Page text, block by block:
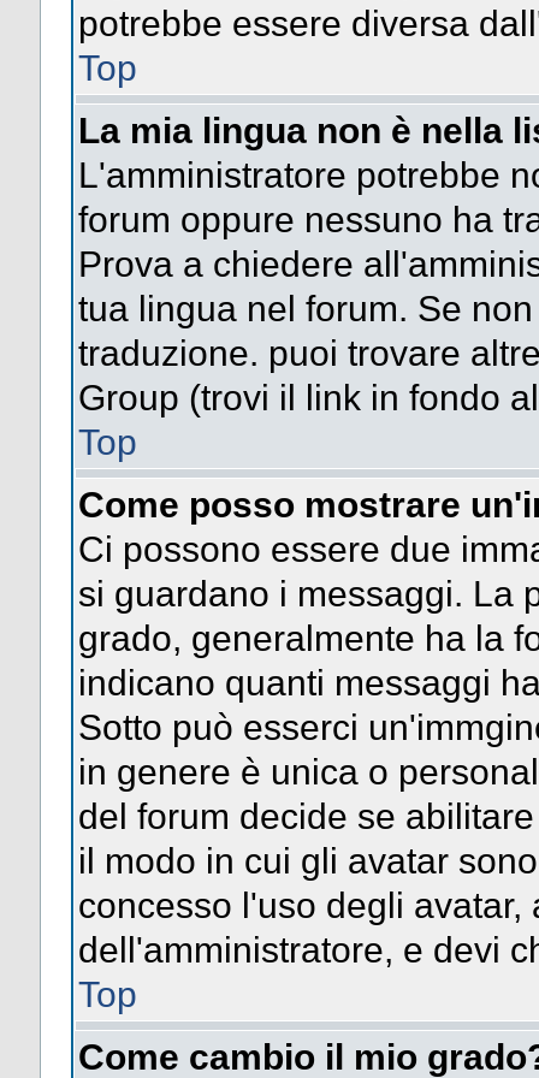
potrebbe essere diversa
Top
La mia lingua non è nella
L'amministratore potrebbe
forum oppure nessuno ha
Prova a chiedere
tua lingua nel forum. Se
traduzione. puoi trovare
Group (trovi il link in fondo
Top
Come posso mostrare
Ci possono essere due
si guardano i messaggi. La
grado, generalmente ha la
indicano quanti messaggi
Sotto può esserci
in genere è unica o
del forum decide se
il modo in cui gli avatar
concesso l'uso degli
dell'amministratore, e devi
Top
Come cambio il mio